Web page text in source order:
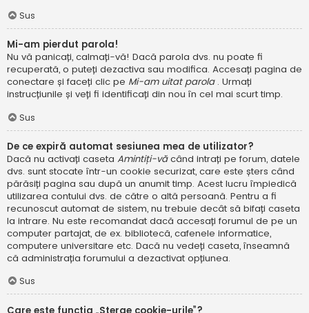
Sus
Mi-am pierdut parola!
Nu vă panicați, calmați-vă! Dacă parola dvs. nu poate fi
recuperată, o puteți dezactiva sau modifica. Accesați pagina de
conectare și faceți clic pe Mi-am uitat parola . Urmați
instrucțiunile și veți fi identificați din nou în cel mai scurt timp.
Sus
De ce expiră automat sesiunea mea de utilizator?
Dacă nu activați caseta Amintiți-văcând intrați pe forum, datele
dvs. sunt stocate într-un cookie securizat, care este șters când
părăsiți pagina sau după un anumit timp. Acest lucru împiedică
utilizarea contului dvs. de către o altă persoană. Pentru a fi
recunoscut automat de sistem, nu trebuie decât să bifați caseta
la intrare. Nu este recomandat dacă accesați forumul de pe un
computer partajat, de ex. bibliotecă, cafenele informatice,
computere universitare etc. Dacă nu vedeți caseta, înseamnă
că administrația forumului a dezactivat opțiunea.
Sus
Care este funcția „Șterge cookie-urile”?